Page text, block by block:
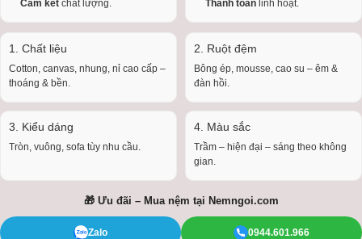
Cam kết chất lượng.
Thanh toán linh hoạt.
1. Chất liệu
Cotton, canvas, nhung, nỉ cao cấp –
thoáng & bền.
2. Ruột đệm
Bông ép, mousse, cao su – êm &
đàn hồi.
3. Kiểu dáng
Tròn, vuông, sofa tùy nhu cầu.
4. Màu sắc
Trầm – hiện đại – sáng theo không
gian.
🎁 Ưu đãi – Mua nệm tại Nemngoi.com
Zalo 0944.601.966